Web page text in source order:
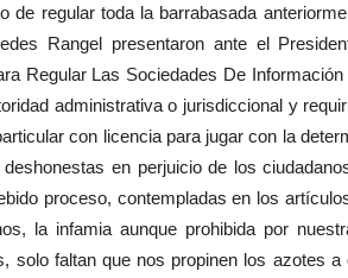
toda la barrabasada
Rangel presentaron ante el
Regular Las Sociedades De
administrativa o jurisdiccional y
con licencia para jugar con la
en perjuicio de los
proceso, contempladas en los
la infamia aunque prohibida por
solo faltan que nos propinen los azotes